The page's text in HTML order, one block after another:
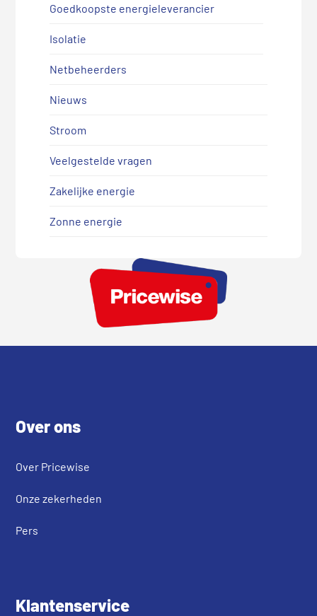
Goedkoopste energieleverancier
Isolatie
Netbeheerders
Nieuws
Stroom
Veelgestelde vragen
Zakelijke energie
Zonne energie
Over ons
Over Pricewise
Onze zekerheden
Pers
Klantenservice